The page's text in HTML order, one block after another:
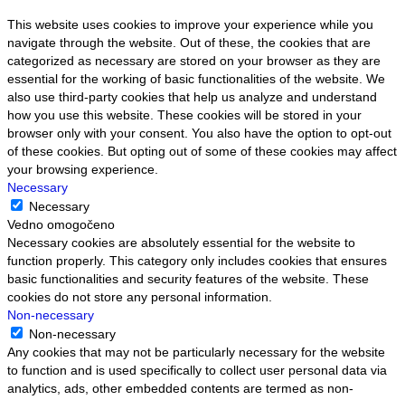
This website uses cookies to improve your experience while you
navigate through the website. Out of these, the cookies that are
categorized as necessary are stored on your browser as they are
essential for the working of basic functionalities of the website. We
also use third-party cookies that help us analyze and understand
how you use this website. These cookies will be stored in your
browser only with your consent. You also have the option to opt-out
of these cookies. But opting out of some of these cookies may affect
your browsing experience.
Necessary
Necessary
Vedno omogočeno
Necessary cookies are absolutely essential for the website to
function properly. This category only includes cookies that ensures
basic functionalities and security features of the website. These
cookies do not store any personal information.
Non-necessary
Non-necessary
Any cookies that may not be particularly necessary for the website
to function and is used specifically to collect user personal data via
analytics, ads, other embedded contents are termed as non-